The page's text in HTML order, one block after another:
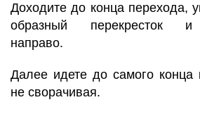
Доходите до конца перехода,
образный перекресток и
направо.
Далее идете до самого конца
не сворачивая.